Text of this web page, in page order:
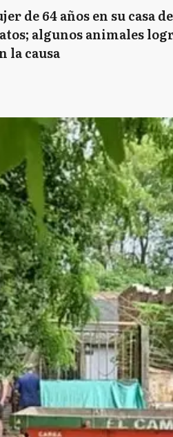
de 64 años en su casa
algunos animales
la causa